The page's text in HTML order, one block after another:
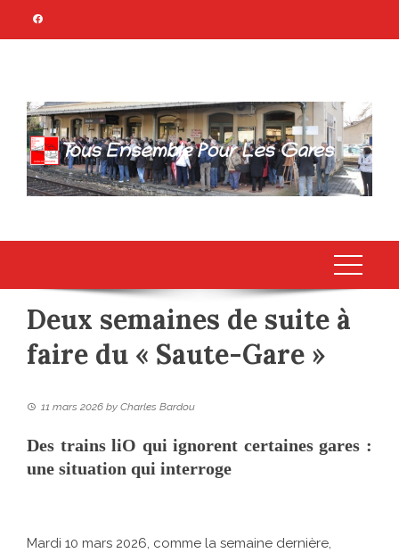
TOUS ENSEMBLE
POUR LES GARES
Association Citoyenne
Deux semaines de suite à
faire du « Saute-Gare »
11 mars 2026 by Charles Bardou
Des trains liO qui ignorent certaines gares :
une situation qui interroge
Mardi 10 mars 2026, comme la semaine dernière,